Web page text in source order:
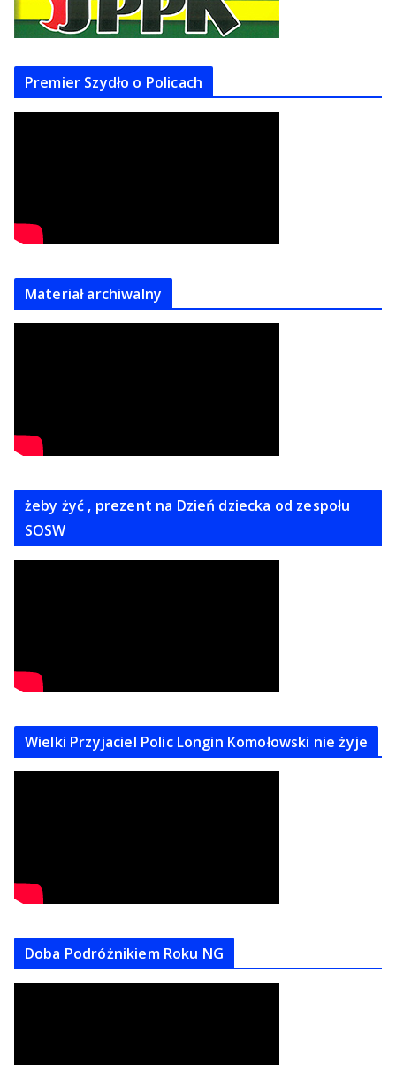
Premier Szydło o Policach
Materiał archiwalny
żeby żyć , prezent na Dzień dziecka od zespołu
SOSW
Wielki Przyjaciel Polic Longin Komołowski nie żyje
Doba Podróżnikiem Roku NG